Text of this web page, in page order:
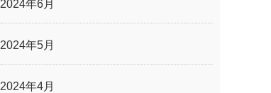
2024年6月
2024年5月
2024年4月